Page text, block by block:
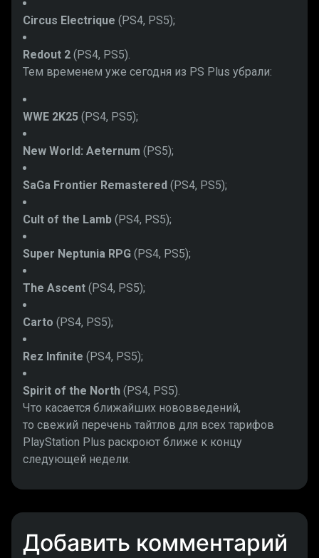
Circus Electrique (PS4, PS5);
Redout 2 (PS4, PS5).
Тем временем уже сегодня из PS Plus убрали:
WWE 2K25 (PS4, PS5);
New World: Aeternum (PS5);
SaGa Frontier Remastered (PS4, PS5);
Cult of the Lamb (PS4, PS5);
Super Neptunia RPG (PS4, PS5);
The Ascent (PS4, PS5);
Carto (PS4, PS5);
Rez Infinite (PS4, PS5);
Spirit of the North (PS4, PS5).
Что касается ближайших нововведений,
то свежий перечень тайтлов для всех тарифов
PlayStation Plus раскроют ближе к концу
следующей недели.
Добавить комментарий